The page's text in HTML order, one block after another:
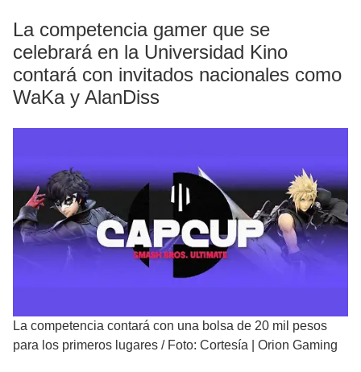
La competencia gamer que se
celebrará en la Universidad Kino
contará con invitados nacionales como
WaKa y AlanDiss
La competencia contará con una bolsa de 20 mil pesos
para los primeros lugares / Foto: Cortesía | Orion Gaming